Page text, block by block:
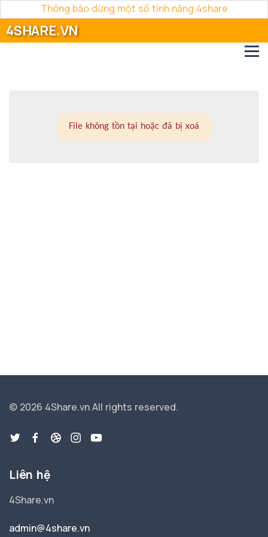
Thông báo dừng một số tính năng 4share
4SHARE.VN
File không tồn tại hoặc đã bị xoá
© 2026 4Share.vnAll rights reserved.
Liên hệ
4Share.vn
admin@4share.vn